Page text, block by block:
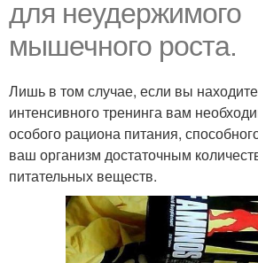
для неудержимого
мышечного роста.
Лишь в том случае, если вы
интенсивного тренинга вам
особого рациона питания,
ваш организм достаточным
питательных веществ.